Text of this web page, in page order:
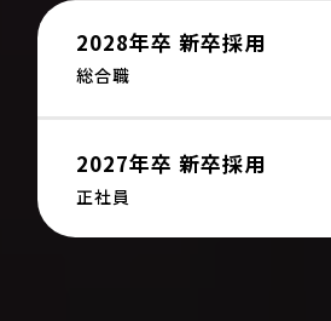
2028年卒 新卒採用
総合職
2027年卒 新卒採用
正社員